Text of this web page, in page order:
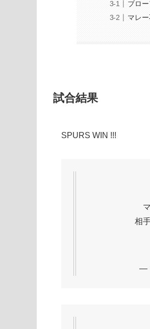
ブロー
マレ
試合結果
SPURS WIN !!!
相
—